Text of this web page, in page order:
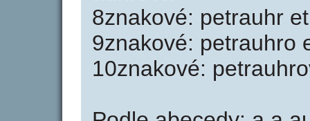
8znakové: petrauhr
9znakové: petrauhro
10znakové: